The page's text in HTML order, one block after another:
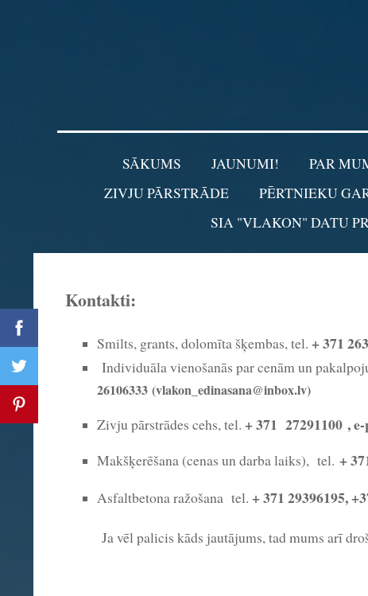
SĀKUMS JAUNUMI! PAR
ZIVJU PĀRSTRĀDE
PĒRTNIEKU
SIA "VLAKON" DATU
Kontakti:
Smilts, grants, dolomīta šķembas, tel. + 371
Individuāla vienošanās par cenām un
26106333 (vlakon_edinasana@inbox.lv)
Zivju pārstrādes cehs, tel. + 371 27291100 ,
Makšķerēšana (cenas un darba laiks), tel. +
Asfaltbetona ražošana tel. + 371 29396195,
Ja vēl palicis kāds jautājums, tad mums arī